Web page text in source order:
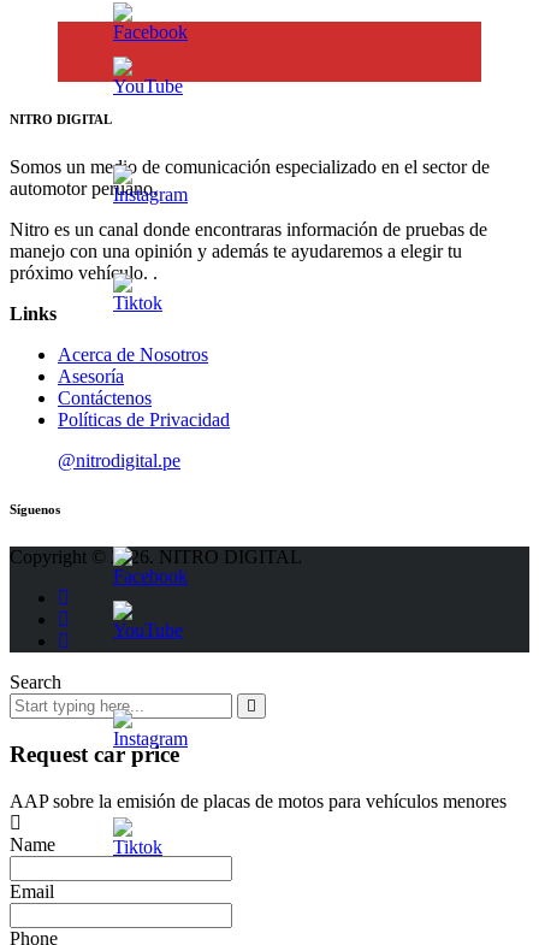
NITRO DIGITAL
Somos un medio de comunicación especializado en el sector de
automotor peruano.
Nitro es un canal donde encontraras información de pruebas de
manejo con una opinión y además te ayudaremos a elegir tu
próximo vehículo. .
Links
Acerca de Nosotros
Asesoría
Contáctenos
Políticas de Privacidad
@nitrodigital.pe
Síguenos
Copyright © 2026. NITRO DIGITAL
Search
Request car price
AAP sobre la emisión de placas de motos para vehículos menores
Name
Email
Phone